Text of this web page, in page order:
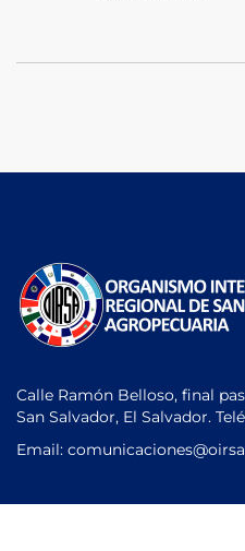
Calle Ramón Belloso, final
San Salvador, El Salvador.
Email: comunicaciones